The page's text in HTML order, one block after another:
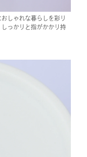
しゃれな暮らしを彩り
っかりと指がかかり持